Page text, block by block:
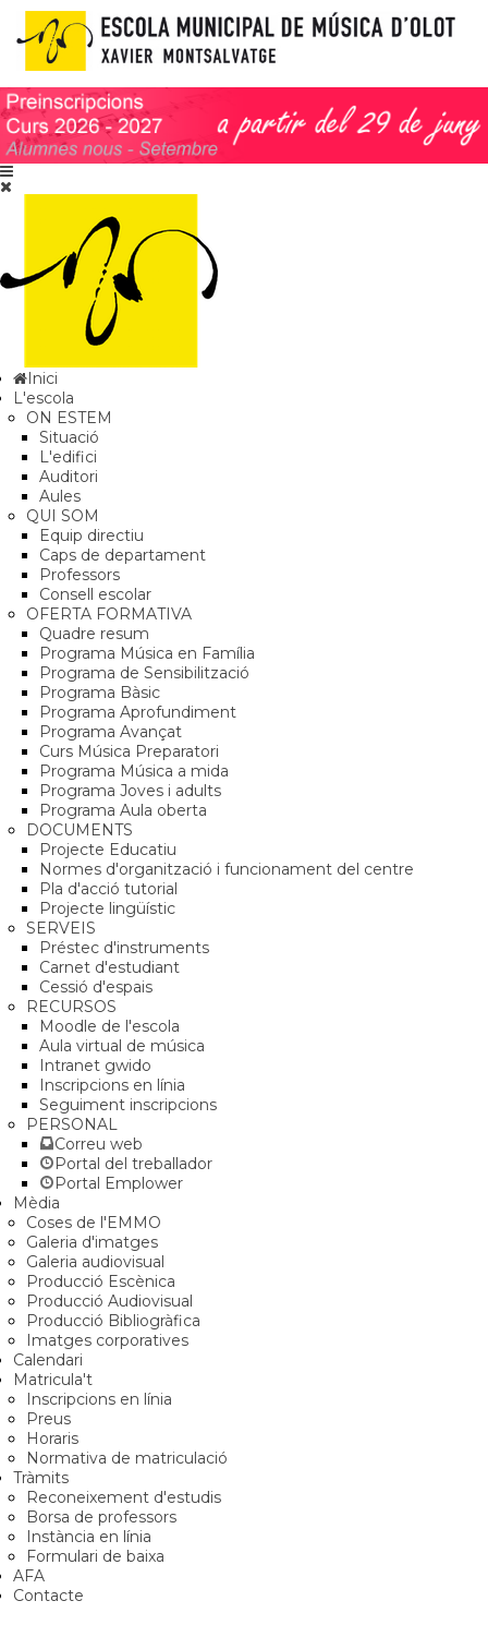
Inici
L'escola
ON ESTEM
Situació
L'edifici
Auditori
Aules
QUI SOM
Equip directiu
Caps de departament
Professors
Consell escolar
OFERTA FORMATIVA
Quadre resum
Programa Música en Família
Programa de Sensibilització
Programa Bàsic
Programa Aprofundiment
Programa Avançat
Curs Música Preparatori
Programa Música a mida
Programa Joves i adults
Programa Aula oberta
DOCUMENTS
Projecte Educatiu
Normes d'organització i funcionament del centre
Pla d'acció tutorial
Projecte lingüístic
SERVEIS
Préstec d'instruments
Carnet d'estudiant
Cessió d'espais
RECURSOS
Moodle de l'escola
Aula virtual de música
Intranet gwido
Inscripcions en línia
Seguiment inscripcions
PERSONAL
Correu web
Portal del treballador
Portal Emplower
Mèdia
Coses de l'EMMO
Galeria d'imatges
Galeria audiovisual
Producció Escènica
Producció Audiovisual
Producció Bibliogràfica
Imatges corporatives
Calendari
Matricula't
Inscripcions en línia
Preus
Horaris
Normativa de matriculació
Tràmits
Reconeixement d'estudis
Borsa de professors
Instància en línia
Formulari de baixa
AFA
Contacte